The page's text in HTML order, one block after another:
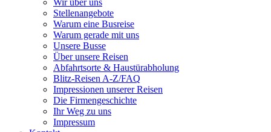
Wir über uns
Stellenangebote
Warum eine Busreise
Warum gerade mit uns
Unsere Busse
Über unsere Reisen
Abfahrtsorte & Haustürabholung
Blitz-Reisen A-Z/FAQ
Impressionen unserer Reisen
Die Firmengeschichte
Ihr Weg zu uns
Impressum